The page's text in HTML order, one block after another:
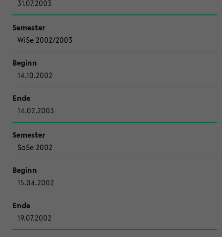
31.07.2003
WiSe 2002/2003
14.10.2002
14.02.2003
SoSe 2002
15.04.2002
19.07.2002